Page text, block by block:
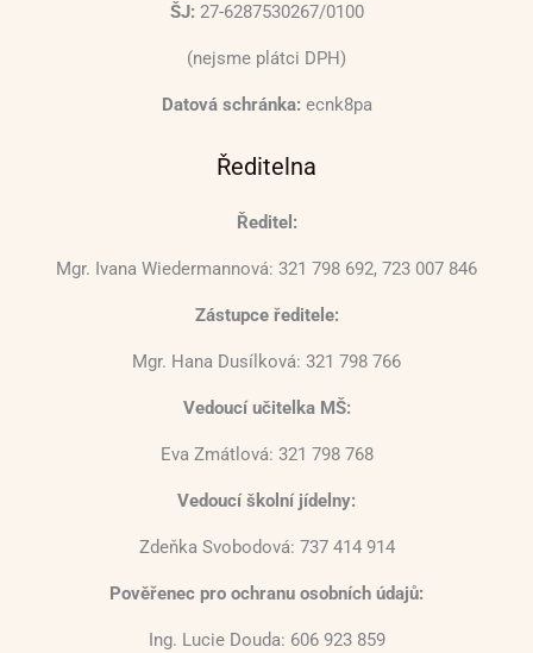
ŠJ: 27-6287530267/0100
(nejsme plátci DPH)
Datová schránka: ecnk8pa
Ředitelna
Ředitel:
Mgr. Ivana Wiedermannová: 321 798 692, 723 007 846
Zástupce ředitele:
Mgr. Hana Dusílková: 321 798 766
Vedoucí učitelka MŠ:
Eva Zmátlová: 321 798 768
Vedoucí školní jídelny:
Zdeňka Svobodová: 737 414 914
Pověřenec pro ochranu osobních údajů:
Ing. Lucie Douda: 606 923 859